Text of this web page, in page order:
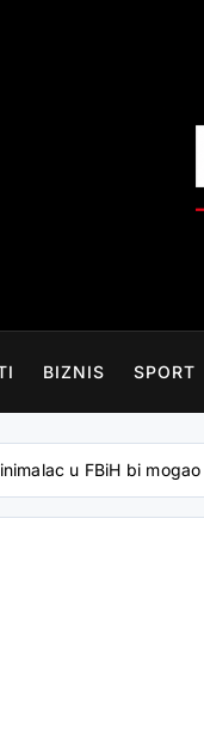
BIZNIS SPORT
u FBiH bi